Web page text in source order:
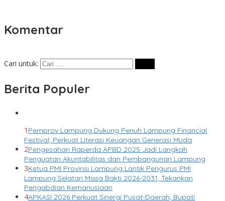
Komentar
Cari untuk:
Berita Populer
1 Pemprov Lampung Dukung Penuh Lampung Financial
Festival, Perkuat Literasi Keuangan Generasi Muda
2Pengesahan Raperda APBD 2025 Jadi Langkah
Penguatan Akuntabilitas dan Pembangunan Lampung
3Ketua PMI Provinsi Lampung Lantik Pengurus PMI
Lampung Selatan Masa Bakti 2026-2031, Tekankan
Pengabdian Kemanusiaan
4APKASI 2026 Perkuat Sinergi Pusat-Daerah, Bupati